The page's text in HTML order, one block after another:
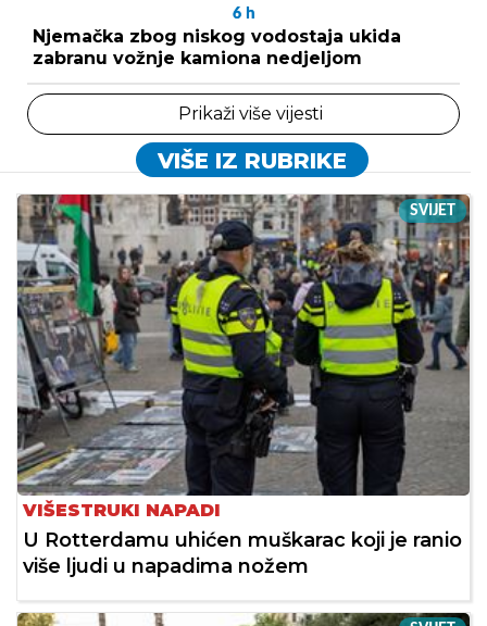
6 h
Njemačka zbog niskog vodostaja ukida
zabranu vožnje kamiona nedjeljom
Prikaži više vijesti
VIŠE IZ RUBRIKE
SVIJET
VIŠESTRUKI NAPADI
U Rotterdamu uhićen muškarac koji je ranio
više ljudi u napadima nožem